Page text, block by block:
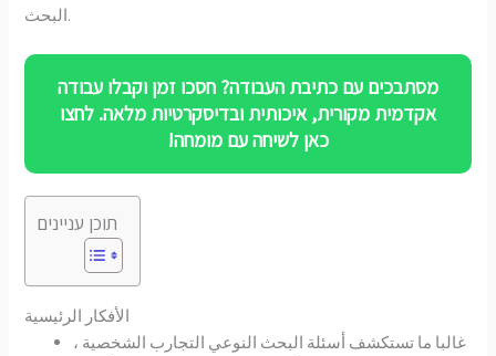
البحث.
מסתבכים עם כתיבת העבודה? חסכו זמן וקבלו עבודה
אקדמית מקורית, איכותית ובדיסקרטיות מלאה. לחצו
כאן לשיחה עם מומחה!
תוכן עניינים
الأفكار الرئيسية
غالبا ما تستكشف أسئلة البحث النوعي التجارب الشخصية ،